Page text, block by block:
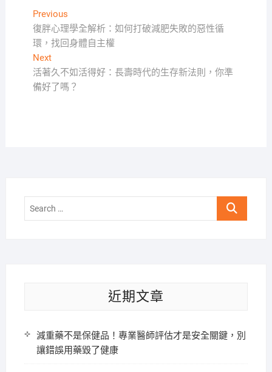
文
章
導
覽
PreviousPrevious
post:
復胖心理學全解析：如何打破減肥失敗的惡性循
環，找回身體自主權
NextNext
post:
活著久不如活得好：長壽時代的生存新法則，你準
備好了嗎？
Search
近期文章
減重藥不是保健品！專業醫師評估才是安全關鍵，別
讓錯誤用藥毀了健康